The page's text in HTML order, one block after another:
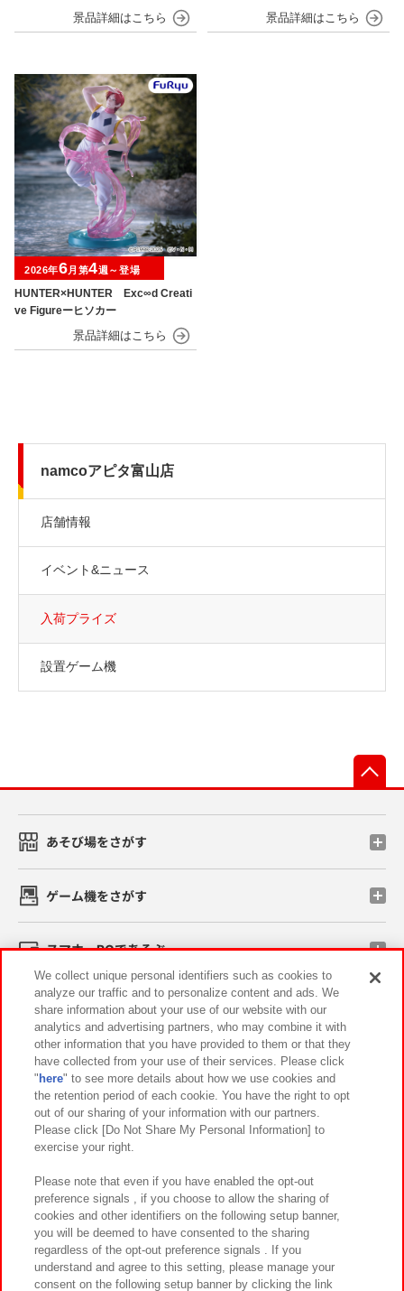
HUNTER×HUNTER Exc∞d Creati
ve Figureーヒソカー
2026年6月第4週～登場
namcoアピタ富山店
店舗情報
イベント&ニュース
入荷プライズ
設置ゲーム機
あそび場をさがす
ゲーム機をさがす
スマホ・PCであそぶ
イベント・キャンペーン
関連会社 サステナビリティ サイトポリシー
プライバシーポリシー ウェブアクセシビリティ方針と検証結果
お取引先さまとともに
カスタマーハラスメント対応方針 よくあるご質問・お問い合わせ
We collect unique personal identifiers such as cookies to
analyze our traffic and to personalize content and ads. We
share information about your use of our website with our
analytics and advertising partners, who may combine it with
other information that you have provided to them or that they
have collected from your use of their services. Please click
" here" to see more details about how we use cookies and
the retention period of each cookie. You have the right to opt
out of our sharing of your information with our partners.
Please click [Do Not Share My Personal Information] to
exercise your right.
Please note that even if you have enabled the opt-out
preference signals , if you choose to allow the sharing of
cookies and other identifiers on the following setup banner,
you will be deemed to have consented to the sharing
regardless of the opt-out preference signals . If you
understand and agree to this setting, please manage your
consent on the following setup banner by clicking the link